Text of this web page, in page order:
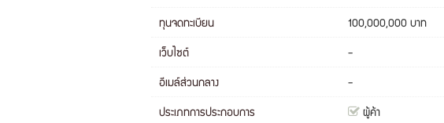
ทุนจดทะเบียน 100,000,000 บาท
เว็บไซต์ -
อีเมล์ส่วนกลาง -
ประเภทการประกอบการ ผู้ค้า